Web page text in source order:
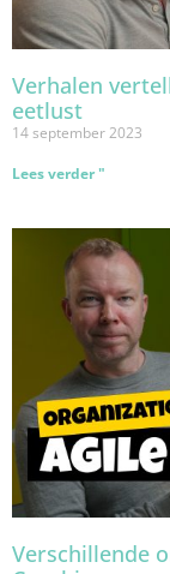
Verhalen
eetlust
14 september 2023
Lees verder "
Verschillende